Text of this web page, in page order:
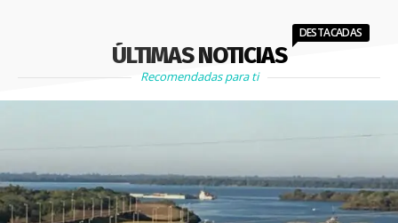
ÚLTIMAS NOTICIAS
DESTACADAS
Recomendadas para ti